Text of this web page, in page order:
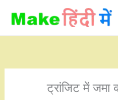
content
ट्रांजिट में जमा